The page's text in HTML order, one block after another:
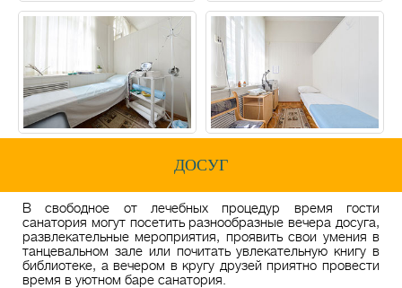
ДОСУГ
В свободное от лечебных процедур время гости
санатория могут посетить разнообразные вечера досуга,
развлекательные мероприятия, проявить свои умения в
танцевальном зале или почитать увлекательную книгу в
библиотеке, а вечером в кругу друзей приятно провести
время в уютном баре санатория.